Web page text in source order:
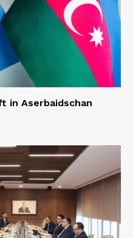
in Aserbaidschan